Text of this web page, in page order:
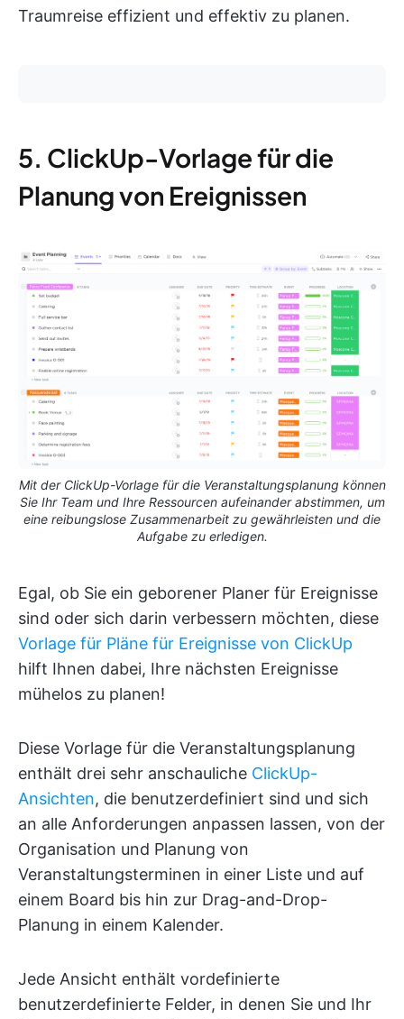
Traumreise effizient und effektiv zu planen.
5. ClickUp-Vorlage für die
Planung von Ereignissen
Mit der ClickUp-Vorlage für die Veranstaltungsplanung können
Sie Ihr Team und Ihre Ressourcen aufeinander abstimmen, um
eine reibungslose Zusammenarbeit zu gewährleisten und die
Aufgabe zu erledigen.
Egal, ob Sie ein geborener Planer für Ereignisse
sind oder sich darin verbessern möchten, diese
Vorlage für Pläne für Ereignisse von ClickUp
hilft Ihnen dabei, Ihre nächsten Ereignisse
mühelos zu planen!
Diese Vorlage für die Veranstaltungsplanung
enthält drei sehr anschauliche ClickUp-
Ansichten, die benutzerdefiniert sind und sich
an alle Anforderungen anpassen lassen, von der
Organisation und Planung von
Veranstaltungsterminen in einer Liste und auf
einem Board bis hin zur Drag-and-Drop-
Planung in einem Kalender.
Jede Ansicht enthält vordefinierte
benutzerdefinierte Felder, in denen Sie und Ihr